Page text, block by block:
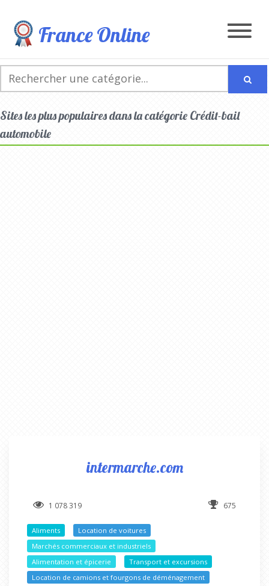
France Online
Sites les plus populaires dans la catégorie Crédit-bail
automobile
intermarche.com
1 078 319 675
Aliments
Location de voitures
Marchés commerciaux et industriels
Alimentation et épicerie
Transport et excursions
Location de camions et fourgons de déménagement